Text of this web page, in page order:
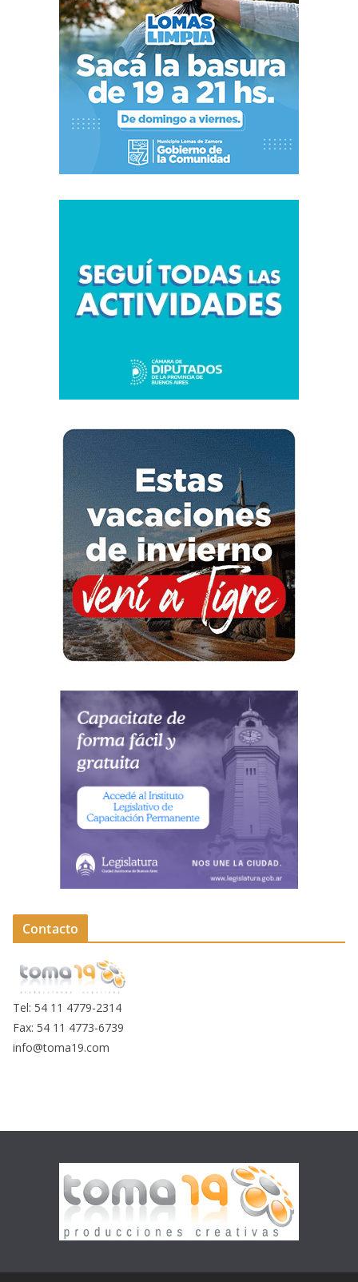
Contacto
Tel: 54 11 4779-2314
Fax: 54 11 4773-6739
info@toma19.com